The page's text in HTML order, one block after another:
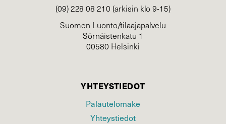
(09) 228 08 210 (arkisin klo 9-15)
Suomen Luonto/tilaajapalvelu
Sörnäistenkatu 1
00580 Helsinki
YHTEYSTIEDOT
Palautelomake
Yhteystiedot